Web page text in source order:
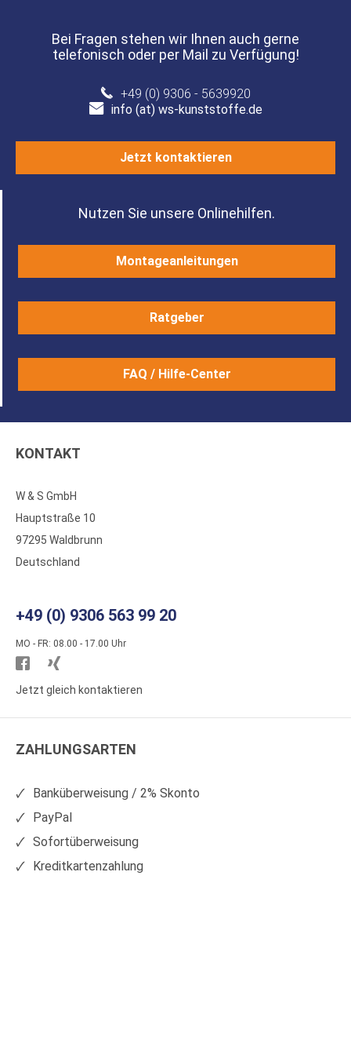
Bei Fragen stehen wir Ihnen auch gerne
telefonisch oder per Mail zu Verfügung!
+49 (0) 9306 - 5639920
info (at) ws-kunststoffe.de
Jetzt kontaktieren
Nutzen Sie unsere Onlinehilfen.
Montageanleitungen
Ratgeber
FAQ / Hilfe-Center
KONTAKT
W & S GmbH
Hauptstraße 10
97295 Waldbrunn
Deutschland
+49 (0) 9306 563 99 20
MO - FR: 08.00 - 17.00 Uhr
Besuchen
Sie
auf
Sie
auf
Jetzt gleich kontaktieren
ZAHLUNGSARTEN
Banküberweisung / 2% Skonto
PayPal
Sofortüberweisung
Kreditkartenzahlung